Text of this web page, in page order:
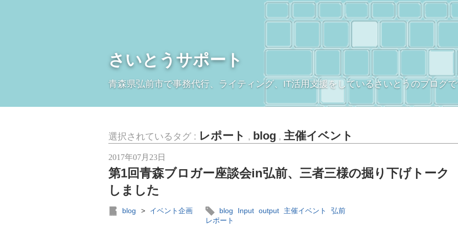
さいとうサポート
青森県弘前市で事務代行、ライティング、IT活用支援をしているさいとうのブログ
選択されているタグ : レポート , blog , 主催イベント
2017年07月23日
第1回青森ブロガー座談会in弘前、三者三様の掘り下げトーク
しました
blog > イベント企画 blog Input output 主催イベント
弘前
レポート